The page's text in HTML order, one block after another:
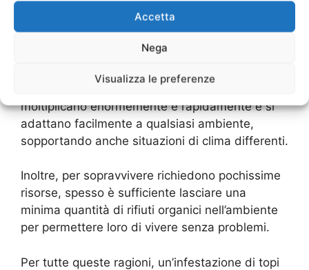
Accetta
Nega
Visualizza le preferenze
Topi e ratti diffondono facilmente malattie e
infezioni piuttosto gravi attraverso gli
escrementi e l’urina, il contatto diretto, i morsi e
la contaminazione dei prodotti alimentari, si
moltiplicano enormemente e rapidamente e si
adattano facilmente a qualsiasi ambiente,
sopportando anche situazioni di clima differenti.
Inoltre, per sopravvivere richiedono pochissime
risorse, spesso è sufficiente lasciare una
minima quantità di rifiuti organici nell’ambiente
per permettere loro di vivere senza problemi.
Per tutte queste ragioni, un’infestazione di topi